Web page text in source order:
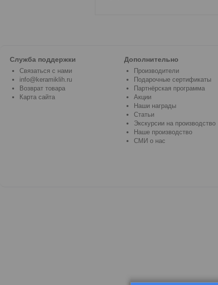
Служба поддержки
Связаться с нами
info@keramiklih.ru
Возврат товара
Карта сайта
Дополнительно
Производители
Подарочные сертификаты
Партнёрская программа
Акции
Наши награды
Статьи
Экскурсии на производство
Наше производство
СМИ о нас